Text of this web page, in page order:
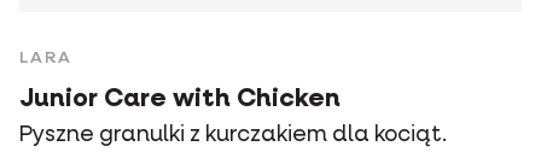
LARA
Junior Care with Chicken
Pyszne granulki z kurczakiem dla kociąt.